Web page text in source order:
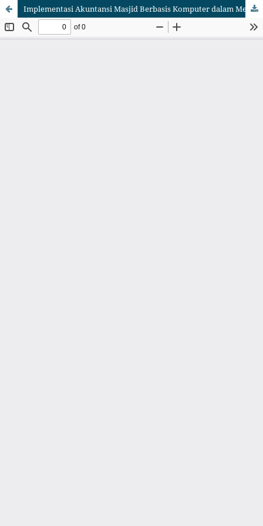
Implementasi Akuntansi Masjid Berbasis Komputer dalam Meningkatkan Kualitas Laporan Keuangan Masjid